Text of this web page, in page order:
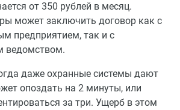
от 350 рублей в месяц.
может заключить договор как с
предприятием, так и с
ведомством.
даже охранные системы дают
опоздать на 2 минуты, или
за три. Ущерб в этом